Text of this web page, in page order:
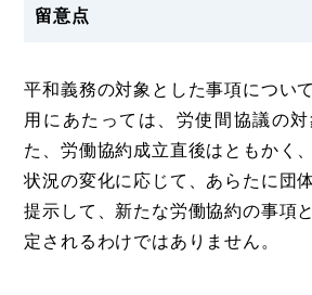
留意点
平和義務の対象とした事項につい
用にあたっては、労使間協議の
た、労働協約成立直後はともかく
状況の変化に応じて、あらたに団
提示して、新たな労働協約の事項
定されるわけではありません。